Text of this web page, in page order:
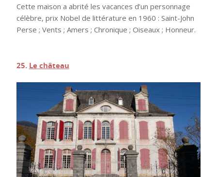
Cette maison a abrité les vacances d’un personnage
célèbre, prix Nobel de littérature en 1960 : Saint-John
Perse ; Vents ; Amers ; Chronique ; Oiseaux ; Honneur.
25. Le château